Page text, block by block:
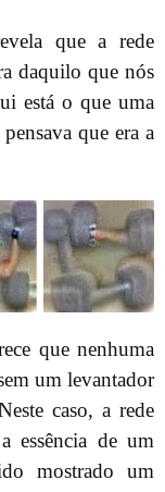
que a rede
daquilo que nós
está o que uma
que era a
que nenhuma
um levantador
caso, a rede
essência de um
mostrado um